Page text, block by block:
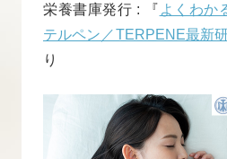
栄養書庫発行 : 『 よくわか
テルペン／TERPENE最新
り